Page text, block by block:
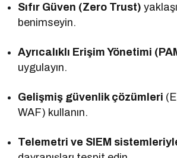
Sıfır Güven (Zero Trust)
benimseyin.
Ayrıcalıklı Erişim Yönetimi
uygulayın.
Gelişmiş güvenlik çözümleri
WAF) kullanın.
Telemetri ve SIEM